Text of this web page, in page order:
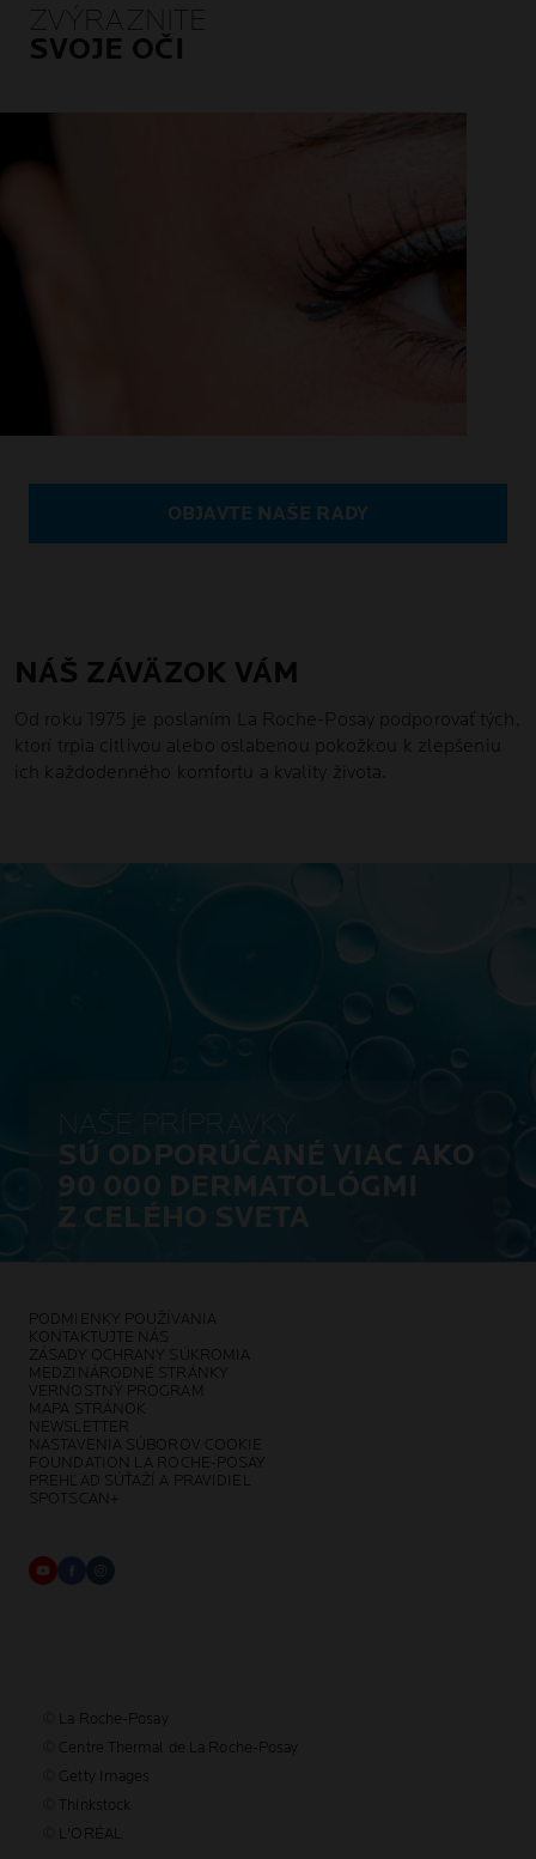
ZVÝRAZNITE
SVOJE OČI
OBJAVTE NAŠE RADY
NÁŠ ZÁVÄZOK VÁM
Od roku 1975 je poslaním La Roche-Posay podporovať tých,
ktorí trpia citlivou alebo oslabenou pokožkou k zlepšeniu
ich každodenného komfortu a kvality života.
NAŠE PRÍPRAVKY
SÚ ODPORÚČANÉ VIAC AKO
90 000 DERMATOLÓGMI
Z CELÉHO SVETA
PODMIENKY POUŽÍVANIA
KONTAKTUJTE NÁS
ZÁSADY OCHRANY SÚKROMIA
MEDZINÁRODNÉ STRÁNKY
VERNOSTNÝ PROGRAM
MAPA STRÁNOK
NEWSLETTER
NASTAVENIA SÚBOROV COOKIE
FOUNDATION LA ROCHE-POSAY
PREHĽAD SÚŤAŽÍ A PRAVIDIEL
SPOTSCAN+
© La Roche-Posay
© Centre Thermal de La Roche-Posay
© Getty Images
© Thinkstock
© L'ORÉAL